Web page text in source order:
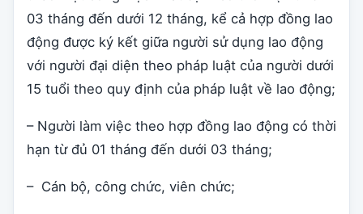
03 tháng đến dưới 12 tháng, kể cả hợp đồng lao
động được ký kết giữa người sử dụng lao động
với người đại diện theo pháp luật của người dưới
15 tuổi theo quy định của pháp luật về lao động;
– Người làm việc theo hợp đồng lao động có thời
hạn từ đủ 01 tháng đến dưới 03 tháng;
– Cán bộ, công chức, viên chức;